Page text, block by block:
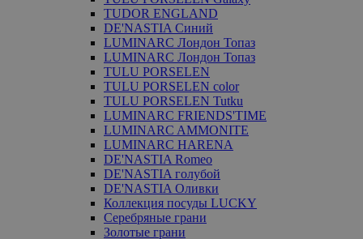
TUDOR ENGLAND
DE'NASTIA Синий
LUMINARC Лондон Топаз
LUMINARC Лондон Топаз
TULU PORSELEN
TULU PORSELEN color
TULU PORSELEN Tutku
LUMINARC FRIENDS'TIME
LUMINARC AMMONITE
LUMINARC HARENA
DE'NASTIA Romeo
DE'NASTIA голубой
DE'NASTIA Оливки
Коллекция посуды LUCKY
Серебряные грани
Золотые грани